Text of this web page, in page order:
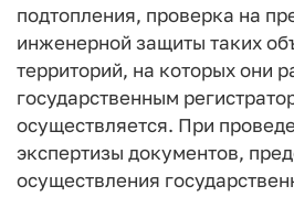
подтопления, проверка на
инженерной защиты таких
территорий, на которых они
государственным
осуществляется. При
экспертизы документов,
осуществления